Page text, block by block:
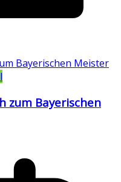
zum Bayerischen